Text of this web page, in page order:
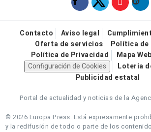
Contacto Aviso legal
Oferta de servicios
Política de
Política de Privacidad
Mapa Web
Configuración de Cookies
Loteria
Publicidad estatal
Portal de actualidad y noticias de la
© 2026 Europa Press. Está expresamente
y la redifusión de todo o parte de los